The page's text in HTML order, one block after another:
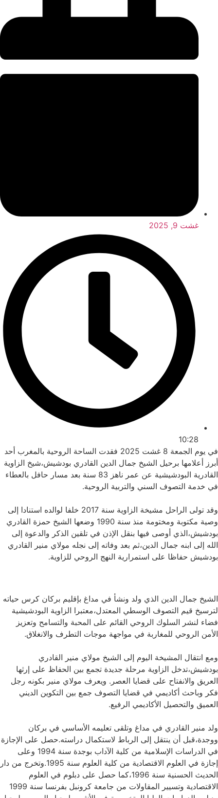
غشت 9, 2025
10:28
في يوم الجمعة 8 غشت 2025 فقدت الساحة الروحية بالمغرب أحد
أبرز أعلامها برحيل الشيخ جمال الدين القادري بودشيش،شيخ الزاوية
القادرية البودشيشية عن عمر ناهز 83 سنة بعد مسار حافل بالعطاء
في خدمة التصوف السني والتربية الروحية.
وقد تولى الراحل مشيخة الزاوية سنة 2017 خلفا لوالده استنادا إلى
وصية مكتوبة ومختومة منذ سنة 1990 وضعها الشيخ حمزة القادري
بودشيش،الذي أوصى فيها بنقل الإذن في تلقين الذكر والدعوة إلى
الله إلى ابنه جمال الدين،ثم بعد وفاته إلى نجله مولاي منير القادري
بودشيش حفاظا على استمرارية النهج الروحي للزاوية.
الشيخ جمال الدين الذي ولد ونشأ في مداغ بإقليم بركان كرس حياته
لترسيخ قيم التصوف الوسطي المعتدل،معتبرا الزاوية البودشيشية
فضاء لنشر السلوك الروحي القائم على المحبة والتسامح وتعزيز
الأمن الروحي للمغاربة في مواجهة موجات التطرف والانغلاق.
ومع انتقال المشيخة اليوم إلى الشيخ مولاي منير القادري
بودشيش،تدخل الزاوية مرحلة جديدة تجمع بين الحفاظ على إرثها
العريق والانفتاح على قضايا العصر. ويعرف مولاي منير بكونه رجل
فكر وباحث أكاديمي في قضايا التصوف جمع بين التكوين الديني
العميق والتحصيل الأكاديمي الرفيع.
ولد منير القادري في مداغ وتلقى تعليمه الأساسي في بركان
ووجدة،قبل أن ينتقل إلى الرباط لاستكمال دراسته.حصل على الإجازة
في الدراسات الإسلامية من كلية الآداب بوجدة سنة 1994 وعلى
إجازة في العلوم الاقتصادية من كلية العلوم سنة 1995.وتخرج من دار
الحديث الحسنية سنة 1996،كما حصل على دبلوم في العلوم
الاقتصادية وتسيير المقاولات من جامعة كرونبل بفرنسا سنة 1999